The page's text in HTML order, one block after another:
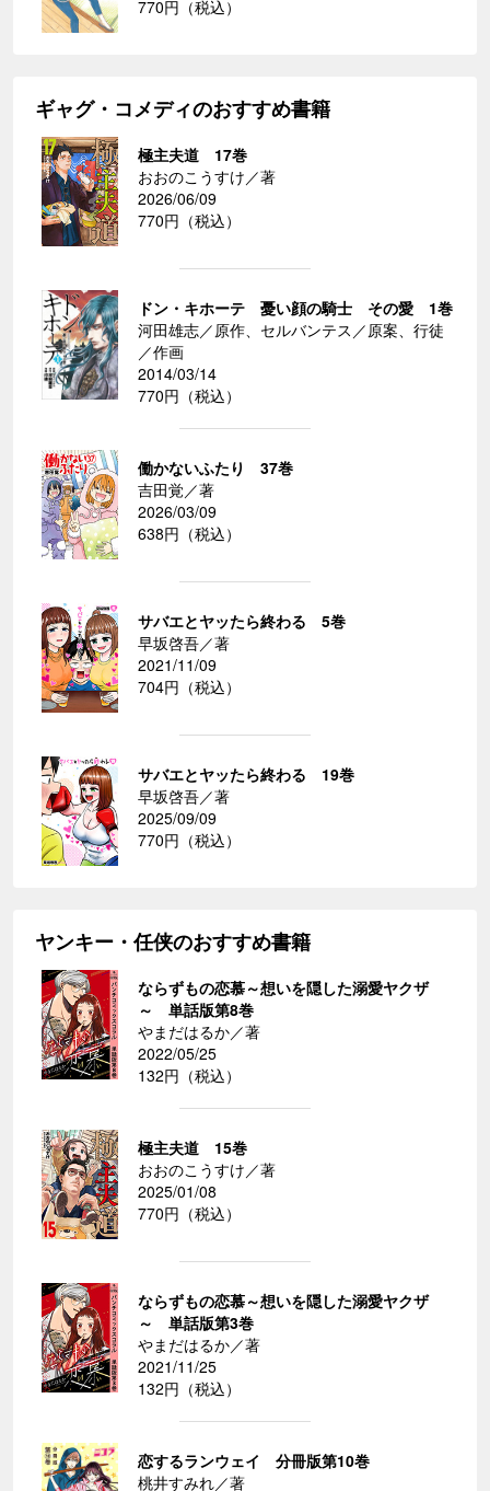
770円（税込）
ギャグ・コメディのおすすめ書籍
極主夫道 17巻
おおのこうすけ／著
2026/06/09
770円（税込）
ドン・キホーテ 憂い顔の騎士 その愛 1巻
河田雄志／原作、セルバンテス／原案、行徒
／作画
2014/03/14
770円（税込）
働かないふたり 37巻
吉田覚／著
2026/03/09
638円（税込）
サバエとヤッたら終わる 5巻
早坂啓吾／著
2021/11/09
704円（税込）
サバエとヤッたら終わる 19巻
早坂啓吾／著
2025/09/09
770円（税込）
ヤンキー・任侠のおすすめ書籍
ならずもの恋慕～想いを隠した溺愛ヤクザ
～ 単話版第8巻
やまだはるか／著
2022/05/25
132円（税込）
極主夫道 15巻
おおのこうすけ／著
2025/01/08
770円（税込）
ならずもの恋慕～想いを隠した溺愛ヤクザ
～ 単話版第3巻
やまだはるか／著
2021/11/25
132円（税込）
恋するランウェイ 分冊版第10巻
桃井すみれ／著